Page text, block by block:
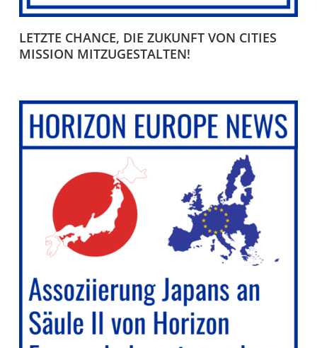
LETZTE CHANCE, DIE ZUKUNFT VON CITIES
MISSION MITZUGESTALTEN!